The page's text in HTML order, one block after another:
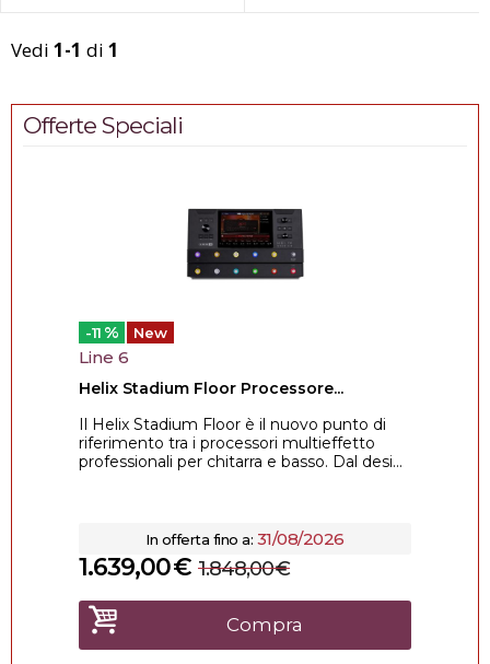
Vedi 1-1 di 1
Offerte Speciali
-11 % New
Line 6
Helix Stadium Floor Processore...
Il Helix Stadium Floor è il nuovo punto di
riferimento tra i processori multieffetto
professionali per chitarra e basso. Dal desi...
In offerta fino a: 31/08/2026
€
1.639,00 €
1.848,00
Compra